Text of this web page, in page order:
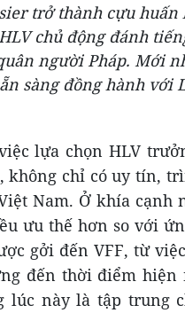
trở thành cựu
chủ động đánh
người Pháp. Mới
sàng đồng hành với
lựa chọn HLV
không chỉ có uy tín,
Nam. Ở khía cạnh
ưu thế hơn so với
gởi đến VFF, từ
đến thời điểm hiện
này là tập trung